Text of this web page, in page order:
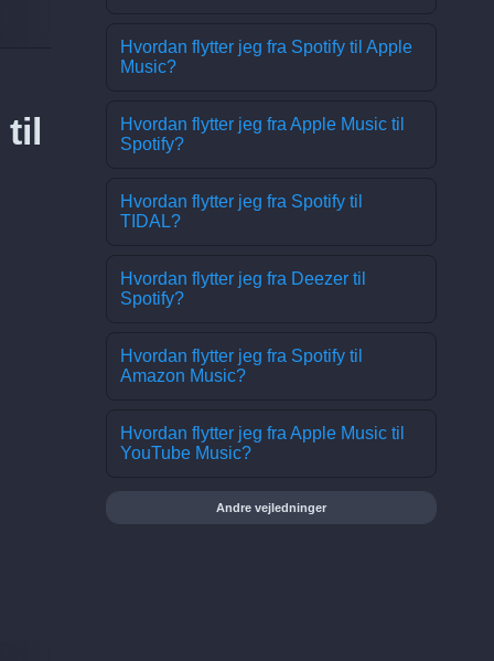
til
Hvordan flytter jeg fra Spotify til Apple
Music?
Hvordan flytter jeg fra Apple Music til
Spotify?
Hvordan flytter jeg fra Spotify til
TIDAL?
Hvordan flytter jeg fra Deezer til
Spotify?
Hvordan flytter jeg fra Spotify til
Amazon Music?
Hvordan flytter jeg fra Apple Music til
YouTube Music?
Andre vejledninger